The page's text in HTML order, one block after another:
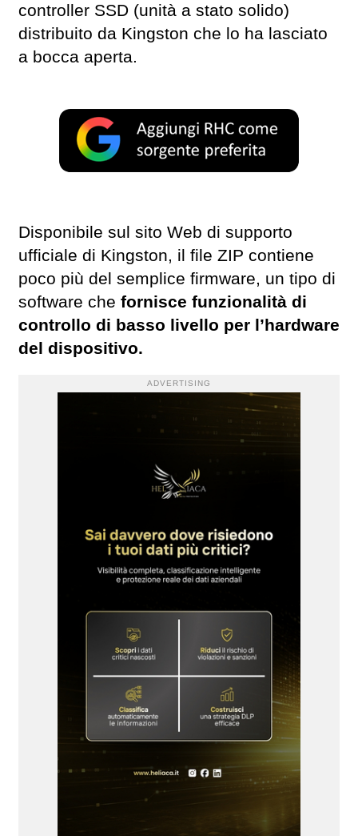
controller SSD (unità a stato solido)
distribuito da Kingston che lo ha lasciato
a bocca aperta.
Disponibile sul sito Web di supporto
ufficiale di Kingston, il file ZIP contiene
poco più del semplice firmware, un tipo di
software che fornisce funzionalità di
controllo di basso livello per l’hardware
del dispositivo.
ADVERTISING